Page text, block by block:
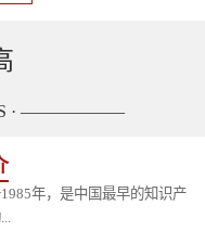
· ——————
年，是中国最早的知识产